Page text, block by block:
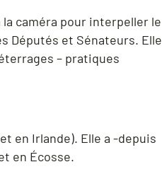
caméra pour interpeller le
Députés et Sénateurs. Elle
– pratiques
en Irlande). Elle a -depuis
en Écosse.